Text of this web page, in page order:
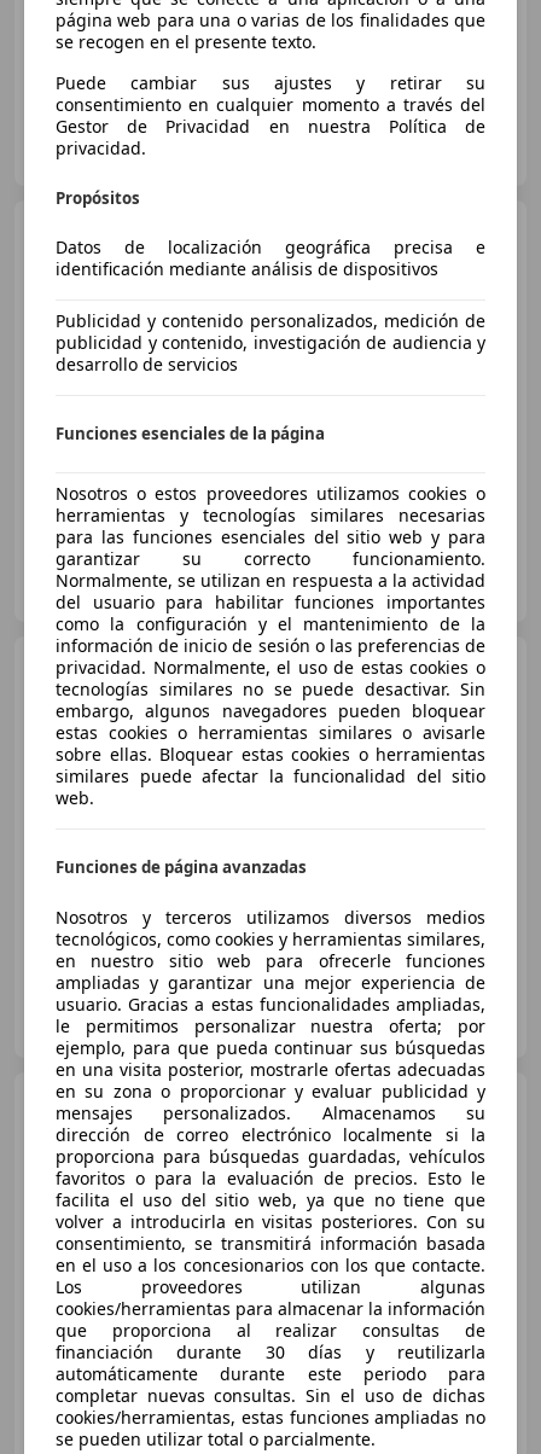
06/2025 5.050 km Gasolina 118 kW (160 CV)
DOMINGO ALONSO OCASIÓN
ES-35019 LAS PALMAS DE GRAN CANARIA
Híbrido enchufable 1.6 T-GDi
(288 CV) AT6 2WD
€ 30.390
05/2026 3.800 km
Electro/Gasolina
DOMINGO ALONSO OCASIÓN
ES-35019 LAS PALMAS DE GRAN CANARIA
Hyundai TUCSON FL
Híbrido enchufable 1.6 T-GDi
(253 CV) AT6 2WD
€ 28.790
03/2025 5.521 km
Electro/Gasolina
DOMINGO ALONSO OCASIÓN
ES-35019 LAS PALMAS DE GRAN CANARIA
Hyundai TUCSONFL
Híbrido enchufable 1.6 T-GDi
(253 CV) AT6 2WD
€ 28.790
Buenprecio
03/2025 5.521 km
Electro/Gasolina
186 kW (253 CV)
DOMINGO ALONSO OCASIÓN TENERIFE
página web para una o varias de los finalidades que
se recogen en el presente texto.
Puede cambiar sus ajustes y retirar su
consentimiento en cualquier momento a través del
Gestor de Privacidad en nuestra Política de
privacidad.
Propósitos
Datos de localización geográfica precisa e
identificación mediante análisis de dispositivos
Publicidad y contenido personalizados, medición de
publicidad y contenido, investigación de audiencia y
desarrollo de servicios
Funciones esenciales de la página
Nosotros o estos proveedores utilizamos cookies o
herramientas y tecnologías similares necesarias
para las funciones esenciales del sitio web y para
garantizar su correcto funcionamiento.
Normalmente, se utilizan en respuesta a la actividad
del usuario para habilitar funciones importantes
como la configuración y el mantenimiento de la
información de inicio de sesión o las preferencias de
privacidad. Normalmente, el uso de estas cookies o
tecnologías similares no se puede desactivar. Sin
embargo, algunos navegadores pueden bloquear
estas cookies o herramientas similares o avisarle
sobre ellas. Bloquear estas cookies o herramientas
similares puede afectar la funcionalidad del sitio
web.
Funciones de página avanzadas
Nosotros y terceros utilizamos diversos medios
tecnológicos, como cookies y herramientas similares,
en nuestro sitio web para ofrecerle funciones
ampliadas y garantizar una mejor experiencia de
usuario. Gracias a estas funcionalidades ampliadas,
le permitimos personalizar nuestra oferta; por
ejemplo, para que pueda continuar sus búsquedas
en una visita posterior, mostrarle ofertas adecuadas
en su zona o proporcionar y evaluar publicidad y
mensajes personalizados. Almacenamos su
dirección de correo electrónico localmente si la
proporciona para búsquedas guardadas, vehículos
favoritos o para la evaluación de precios. Esto le
facilita el uso del sitio web, ya que no tiene que
volver a introducirla en visitas posteriores. Con su
consentimiento, se transmitirá información basada
en el uso a los concesionarios con los que contacte.
Los proveedores utilizan algunas
cookies/herramientas para almacenar la información
que proporciona al realizar consultas de
financiación durante 30 días y reutilizarla
automáticamente durante este periodo para
completar nuevas consultas. Sin el uso de dichas
cookies/herramientas, estas funciones ampliadas no
se pueden utilizar total o parcialmente.